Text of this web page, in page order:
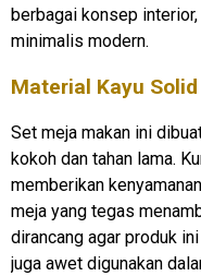
berbagai konsep
minimalis modern.
Material Kayu
Set meja makan ini
kokoh dan tahan lama.
memberikan
meja yang tegas
dirancang agar produk
juga awet digunakan